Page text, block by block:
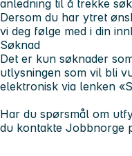
anledning til å trekke
Dersom du har ytret
vi deg følge med i din
Søknad
Det er kun søknader
utlysningen som vil bli
elektronisk via lenken
Har du spørsmål om
du kontakte Jobbnorge